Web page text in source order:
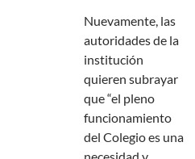
Nuevamente, las
autoridades de la
institución
quieren subrayar
que “el pleno
funcionamiento
del Colegio es una